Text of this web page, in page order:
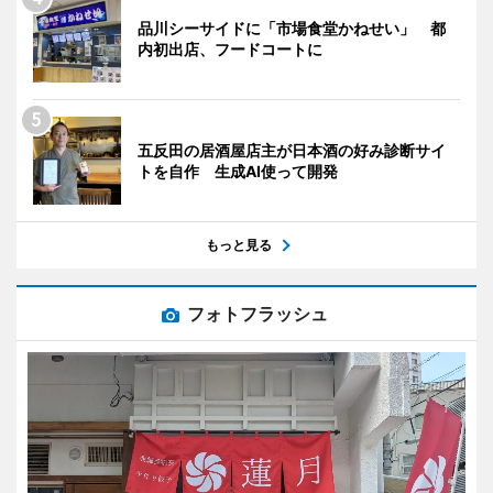
品川シーサイドに「市場食堂かねせい」 都
内初出店、フードコートに
五反田の居酒屋店主が日本酒の好み診断サイ
トを自作 生成AI使って開発
もっと見る
フォトフラッシュ